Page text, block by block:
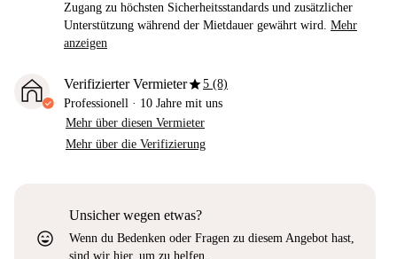
Zugang zu höchsten Sicherheitsstandards und zusätzlicher
Unterstützung während der Mietdauer gewährt wird. Mehr
anzeigen
Verifizierter Vermieterstar5 (8)
Professionell · 10 Jahre mit uns
Mehr über diesen Vermieter
Mehr über die Verifizierung
sentiment_very_satisfied
Unsicher wegen etwas?
Wenn du Bedenken oder Fragen zu diesem Angebot hast,
sind wir hier, um zu helfen.